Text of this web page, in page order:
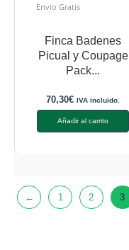
Envio Gratis
Finca Badenes
Picual y Coupage
Pack...
70,30€ IVA incluido.
Añadir al carrito
← 1 2 3